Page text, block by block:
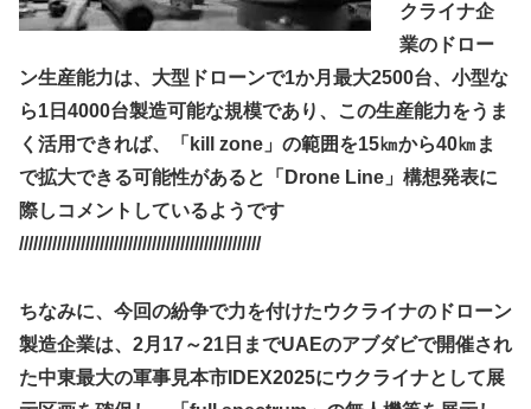
クライナ企
業のドロー
ン生産能力は、大型ドローンで1か月最大2500台、小型な
ら1日4000台製造可能な規模であり、この生産能力をうま
く活用できれば、「kill zone」の範囲を15㎞から40㎞ま
で拡大できる可能性があると「Drone Line」構想発表に
際しコメントしているようです
///////////////////////////////////////////////////
ちなみに、今回の紛争で力を付けたウクライナのドローン
製造企業は、2月17～21日までUAEのアブダビで開催され
た中東最大の軍事見本市IDEX2025にウクライナとして展